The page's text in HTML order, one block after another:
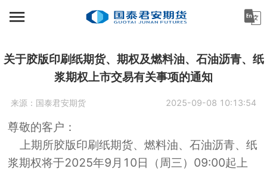
首页
资讯中心
机构金融
产业服务
个人客户
投资者教育
关于胶版印刷纸期货、期权及燃料油、石油沥青、纸
浆期权上市交易有关事项的通知
来源： 国泰君安期货 2025-09-08 10:13:54
尊敬的客户：
上期所胶版印刷纸期货、燃料油、石油沥青、纸
浆期权将于2025年9月10日（周三）09:00起上